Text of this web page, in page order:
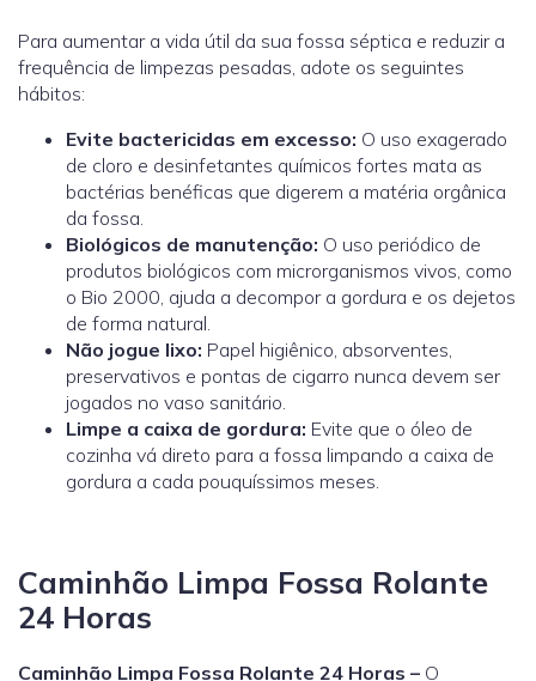
Para aumentar a vida útil da sua fossa séptica e reduzir a
frequência de limpezas pesadas, adote os seguintes
hábitos:
Evite bactericidas em excesso: O uso exagerado
de cloro e desinfetantes químicos fortes mata as
bactérias benéficas que digerem a matéria orgânica
da fossa.
Biológicos de manutenção: O uso periódico de
produtos biológicos com microrganismos vivos, como
o Bio 2000 , ajuda a decompor a gordura e os dejetos
de forma natural.
Não jogue lixo: Papel higiênico, absorventes,
preservativos e pontas de cigarro nunca devem ser
jogados no vaso sanitário.
Limpe a caixa de gordura: Evite que o óleo de
cozinha vá direto para a fossa limpando a caixa de
gordura a cada pouquíssimos meses.
Caminhão Limpa Fossa Rolante
24 Horas
Caminhão Limpa Fossa Rolante 24 Horas – O